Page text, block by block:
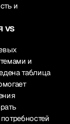
и
vs
и
таблица